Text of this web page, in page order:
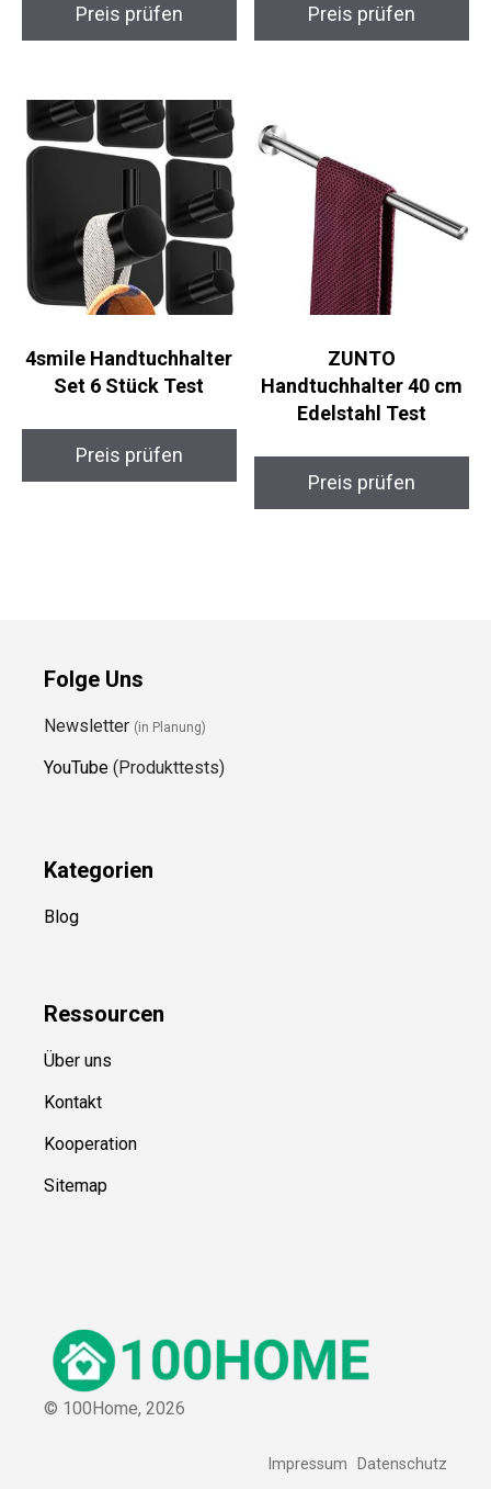
Preis prüfen Preis prüfen
4smile Handtuchhalter
Set 6 Stück Test
Preis prüfen
ZUNTO
Handtuchhalter 40 cm
Edelstahl Test
Preis prüfen
Folge Uns
Newsletter (in Planung)
YouTube (Produkttests)
Kategorien
Blog
Ressourcen
Über uns
Kontakt
Kooperation
Sitemap
© 100Home, 2026
Impressum Datenschutz